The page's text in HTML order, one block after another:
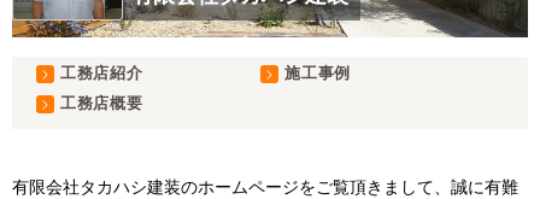
工務店紹介
施工事例
工務店概要
有限会社タカハシ建装のホームページをご覧頂きまして、誠に有難